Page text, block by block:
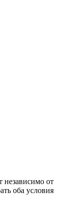
независимо от
оба условия